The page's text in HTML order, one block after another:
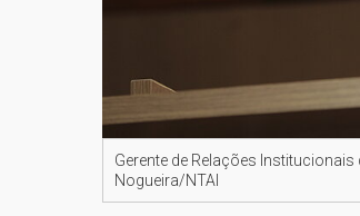
Gerente de Relações
Nogueira/NTAI